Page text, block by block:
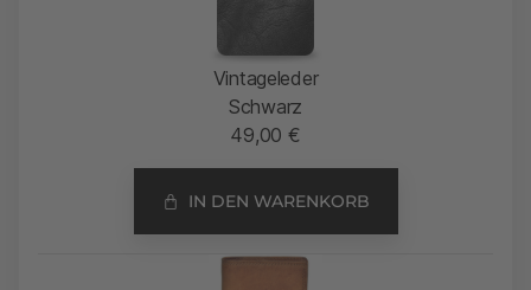
Vintageleder
Schwarz
49,00 €
IN DEN WARENKORB